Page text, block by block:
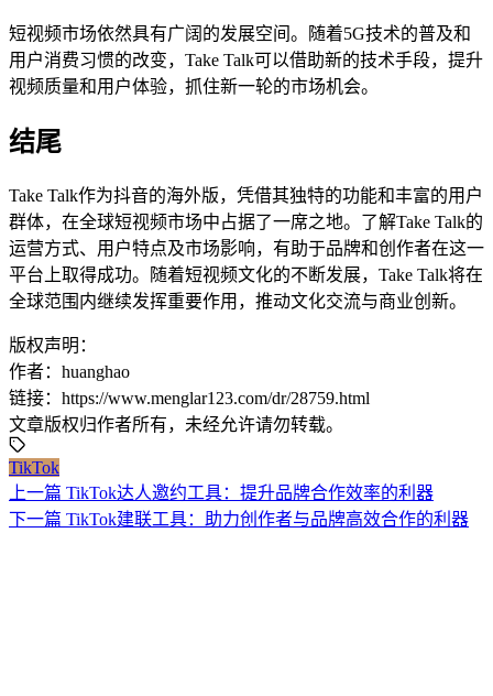
短视频市场依然具有广阔的发展空间。随着5G技术的普及和
用户消费习惯的改变，Take Talk可以借助新的技术手段，提升
视频质量和用户体验，抓住新一轮的市场机会。
结尾
Take Talk作为抖音的海外版，凭借其独特的功能和丰富的用户
群体，在全球短视频市场中占据了一席之地。了解Take Talk的
运营方式、用户特点及市场影响，有助于品牌和创作者在这一
平台上取得成功。随着短视频文化的不断发展，Take Talk将在
全球范围内继续发挥重要作用，推动文化交流与商业创新。
版权声明：
作者：huanghao
链接：https://www.menglar123.com/dr/28759.html
文章版权归作者所有，未经允许请勿转载。
TikTok
上一篇 TikTok达人邀约工具：提升品牌合作效率的利器
下一篇 TikTok建联工具：助力创作者与品牌高效合作的利器